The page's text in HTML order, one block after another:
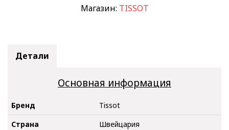
Магазин: TISSOT
Детали
Основная информация
Бренд
Tissot
Страна
Швейцария